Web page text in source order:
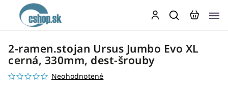
2-ramen.stojan Ursus Jumbo Evo XL
cerná, 330mm, dest-šrouby
Neohodnotené